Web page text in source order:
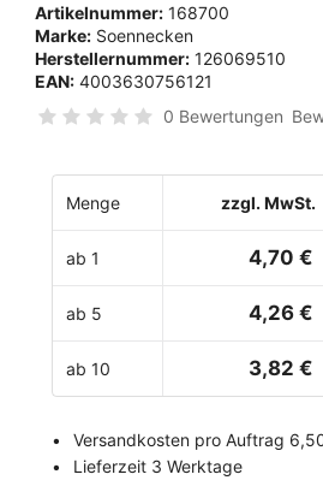
Artikelnummer: 168700
Marke: Soennecken
Herstellernummer: 126069510
EAN: 4003630756121
0 Bewertungen
Menge zzgl. MwSt.
ab 1 4,70 €
ab 5 4,26 €
ab 10 3,82 €
Versandkosten pro Auftrag
Lieferzeit 3 Werktage